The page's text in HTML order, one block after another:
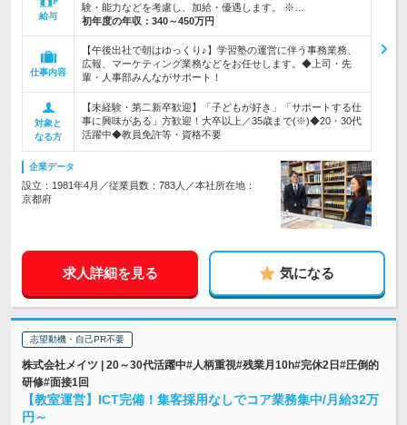
給与
験・能力などを考慮し、加給・優遇します。 ※…
初年度の年収： 340～450万円
仕事内容
【午後出社で朝はゆっくり♪】学習塾の運営に伴う事務業務、
広報、マーケティング業務などをお任せします。◆上司・先
輩・人事部みんながサポート！
対象と
なる方
【未経験・第二新卒歓迎】「子どもが好き」「サポートする仕
事に興味がある」方歓迎！大卒以上／35歳まで(※)◆20・30代
活躍中◆教員免許等・資格不要
企業データ
設立：1981年4月／従業員数：783人／本社所在地：
京都府
求人詳細を見る 気になる
志望動機・自己PR不要
株式会社メイツ | 20～30代活躍中#人柄重視#残業月10h#完休2日#圧倒的
研修#面接1回
【教室運営】ICT完備！集客採用なしでコア業務集中/月給32万
円～